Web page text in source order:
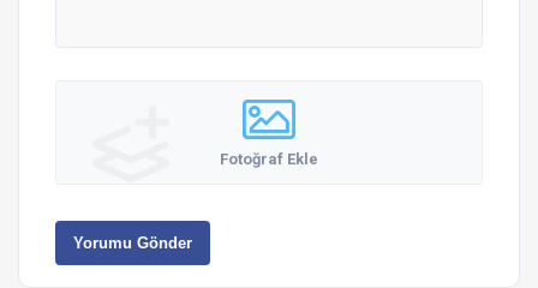
Fotoğraf Ekle
Yorumu Gönder